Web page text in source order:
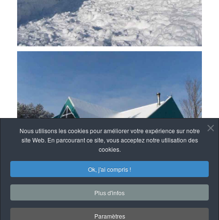
Nous utilisons les cookies pour améliorer votre expérience sur notre
site Web. En parcourant ce site, vous acceptez notre utilisation des
cookies.
Ok, j'ai compris !
Plus d'infos
Paramètres